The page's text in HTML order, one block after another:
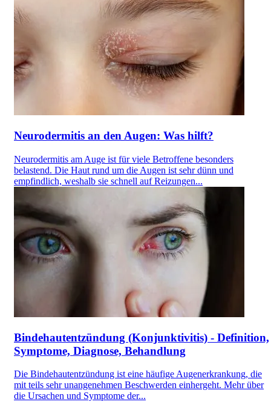
Neurodermitis an den Augen: Was hilft?
Neurodermitis am Auge ist für viele Betroffene besonders
belastend. Die Haut rund um die Augen ist sehr dünn und
empfindlich, weshalb sie schnell auf Reizungen...
Bindehautentzündung (Konjunktivitis) - Definition,
Symptome, Diagnose, Behandlung
Die Bindehautentzündung ist eine häufige Augenerkrankung, die
mit teils sehr unangenehmen Beschwerden einhergeht. Mehr über
die Ursachen und Symptome der...